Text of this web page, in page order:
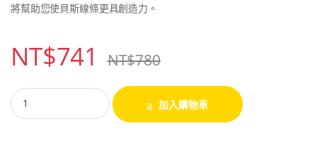
將幫助您使貝斯線條更具創造力。
NT$741 NT$780
加入購物車